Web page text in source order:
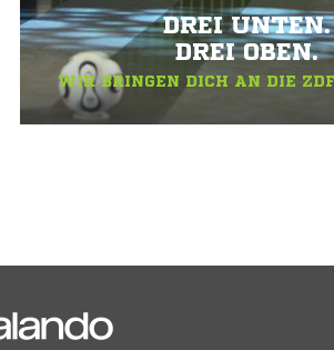
DREI UNTEN.
DREI OBEN.
WIR BRINGEN DICH AN DIE